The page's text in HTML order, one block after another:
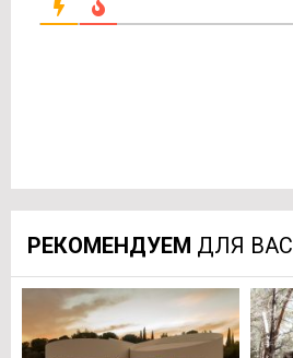
РЕКОМЕНДУЕМ ДЛЯ ВАС